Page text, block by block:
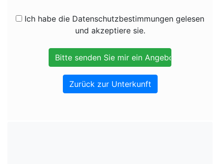
Ich habe die Datenschutzbestimmungen gelesen
und akzeptiere sie.
Zurück zur Unterkunft